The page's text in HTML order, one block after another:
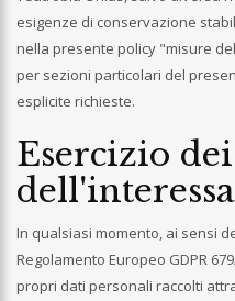
esigenze di conservazione
nella presente policy "misure
per sezioni particolari del
esplicite richieste.
Esercizio
In qualsiasi momento, ai sensi
Regolamento Europeo GDPR
propri dati personali raccolti